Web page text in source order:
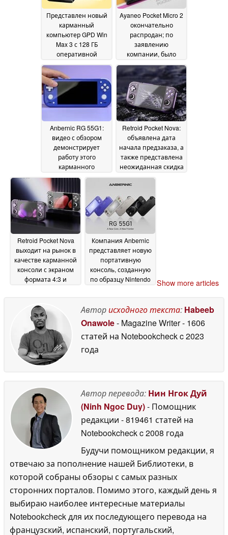
Представлен новый
карманный
компьютер GPD Win
Max 3 с 128 ГБ
оперативной
памяти и AMOLED-
дисплеем с частотой
обновления 165 Гц01
July 2026
Ayaneo Pocket Micro 2
окончательно
распродан; по
заявлению
компании, было
выпущено всего 100
экземпляров28 June
2026
Anbernic RG 55G1:
видео с обзором
демонстрирует
работу этого
карманного
устройства 27 June 2026
Retroid Pocket Nova:
объявлена дата
начала предзаказа, а
также представлена
неожиданная скидка
для владельцев
Pocket Mini V1
2026
Retroid Pocket Nova
выходит на рынок в
качестве карманной
консоли с экраном
формата 4:3 и
» по стартовой цене
229 долларов
2026
Компания Anbernic
представляет новую
портативную
консоль, созданную
по образцу Nintendo
Show more articles
Авторисходного текста: Habeeb
Onawole- Magazine Writer- 1606
статей на Notebookcheckc 2023
года
Автор перевода: Нин Нгок Дуй
(Ninh Ngoc Duy)- Помощник
редакции - 819461 статей на
Notebookcheckc 2008 года
Будучи помощником редакции, я
отвечаю за пополнение нашей Библиотеки, в
которой собраны обзоры с самых разных
сторонних порталов. Помимо этого, каждый день я
выбираю наиболее интересные материалы
Notebookcheck для их последующего перевода на
французский, испанский, португальский,